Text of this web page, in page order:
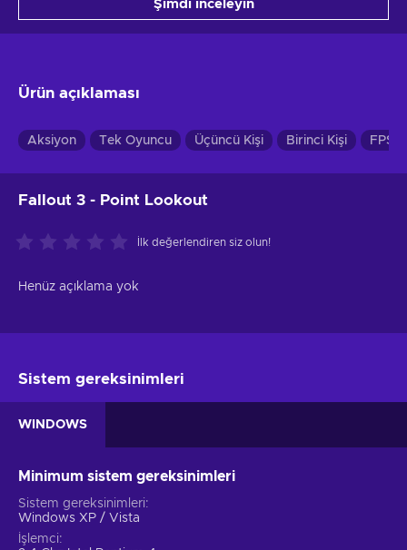
Şimdi inceleyin
Ürün açıklaması
Aksiyon Tek Oyuncu Üçüncü Kişi Birinci Kişi FPS /
Fallout 3 - Point Lookout
İlk değerlendiren siz olun!
Henüz açıklama yok
Sistem gereksinimleri
WINDOWS
Minimum sistem gereksinimleri
Sistem gereksinimleri
Windows XP / Vista
İşlemci